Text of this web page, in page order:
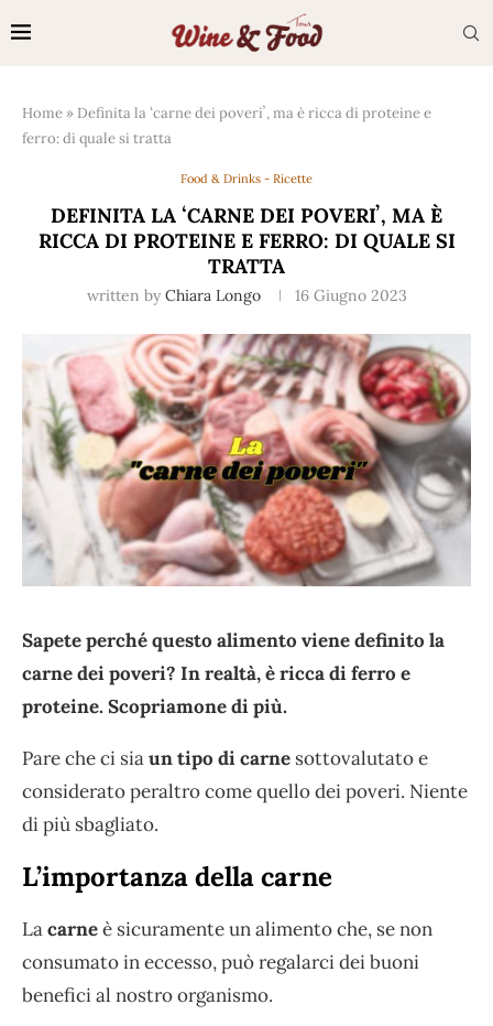
Home » Definita la ʻcarne dei poveriʼ, ma è ricca di proteine e
ferro: di quale si tratta
Food & Drinks - Ricette
DEFINITA LA ʻCARNE DEI POVERIʼ, MA È
RICCA DI PROTEINE E FERRO: DI QUALE SI
TRATTA
written by Chiara Longo 16 Giugno 2023
Sapete perché questo alimento viene definito la
carne dei poveri? In realtà, è ricca di ferro e
proteine. Scopriamone di più.
Pare che ci siaun tipo di carne sottovalutato e
considerato peraltro come quello dei poveri. Niente
di più sbagliato.
L’importanza della carne
Lacarneè sicuramente un alimento che, se non
consumato in eccesso, può regalarci dei buoni
benefici al nostro organismo.